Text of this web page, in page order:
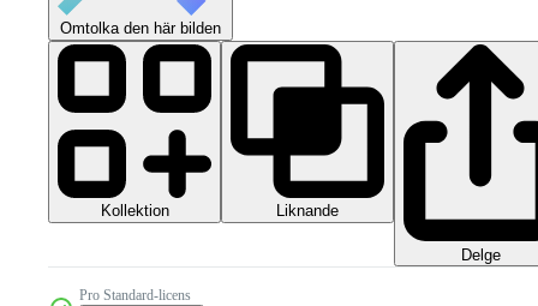
Omtolka den här bilden
Kollektion Liknande
Delge
Pro Standard-licens